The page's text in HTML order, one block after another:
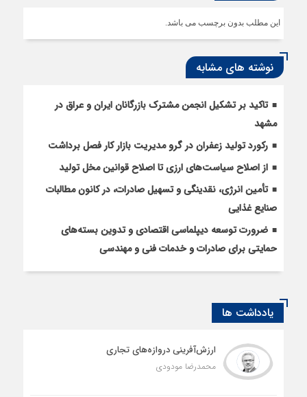
این مطلب بدون برچسب می باشد.
نوشته های مشابه
تاکید بر تشکیل انجمن مشترک بازرگانان ایران و عراق در
مشهد
رکورد تولید زعفران در گرو مدیریت بازار کار فصل برداشت
از اصلاح سیاست‌های ارزی تا اصلاح قوانین مخل تولید
تأمین انرژی، نقدینگی و تسهیل صادرات، در کانون مطالبات
صنایع غذایی
ضرورت توسعه دیپلماسی اقتصادی و تدوین بسته‌های
حمایتی برای صادرات و خدمات فنی و مهندسی
یادداشت ها
ارزش‌آفرینی دروازه‌های تجاری
محمدرضا مودودی